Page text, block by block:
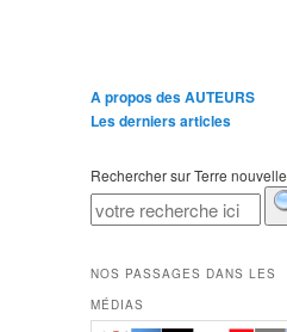
A propos des AUTEURS
Les derniers articles
Rechercher sur Terre nouvelle
NOS PASSAGES DANS LES
MÉDIAS